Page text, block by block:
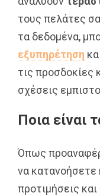
τους πελάτες
τα δεδομένα,
εξυπηρέτηση
τις προσδοκίες
σχέσεις
Ποια είναι
Όπως
να κατανοήσετε
προτιμήσεις